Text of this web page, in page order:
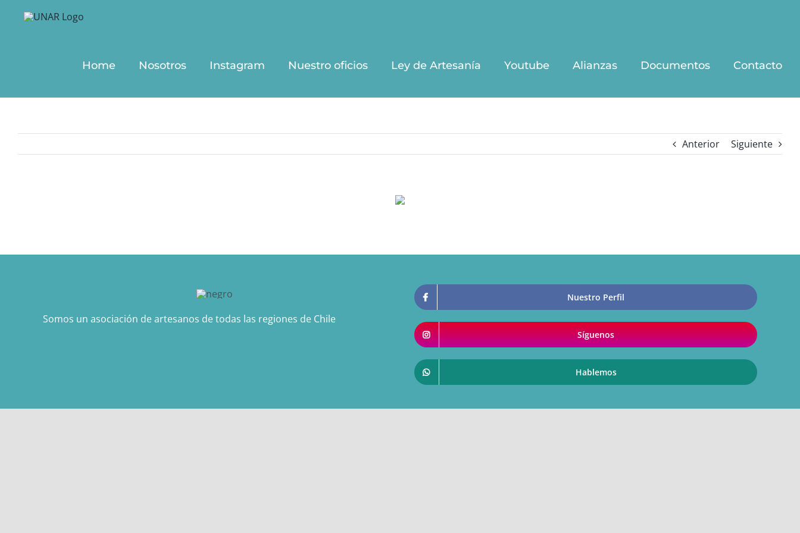
Home
Nosotros Instagram Nuestro oficios Ley de Artesanía Youtube Alianzas Documentos Contacto
Anterior Siguiente
Somos un asociación de artesanos de todas las regiones de Chile
Nuestro Perfil
Síguenos
Hablemos